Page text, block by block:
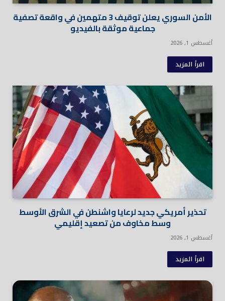
الأمن السوري يعلن توقيف 3 متهمين في واقعة تصفية
جماعية موثقة بالفيديو
أغسطس 1, 2026
اقرأ المزيد
تحذير أمريكي جديد لرعايا واشنطن في الشرق الأوسط
وسط مخاوف من تصعيد إقليمي
أغسطس 1, 2026
اقرأ المزيد